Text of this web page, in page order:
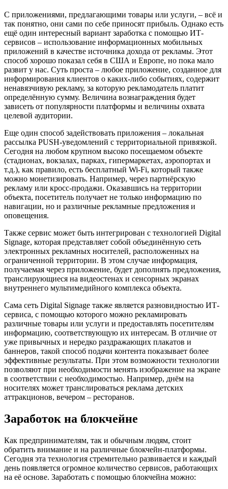
С приложениями, предлагающими товары или услуги, – всё и
так понятно, они сами по себе приносят прибыль. Однако есть
ещё один интересный вариант заработка с помощью ИТ-
сервисов – использование информационных мобильных
приложений в качестве источника дохода от рекламы. Этот
способ хорошо показал себя в США и Европе, но пока мало
развит у нас. Суть проста – любое приложение, созданное для
информирования клиентов о каких-либо событиях, содержит
ненавязчивую рекламу, за которую рекламодатель платит
определённую сумму. Величина вознаграждения будет
зависеть от популярности платформы и величины охвата
целевой аудитории.
Еще один способ задействовать приложения – локальная
рассылка PUSH-уведомлений с территориальной привязкой.
Сегодня на любом крупном высоко посещаемом объекте
(стадионах, вокзалах, парках, гипермаркетах, аэропортах и
т.д.), как правило, есть бесплатный Wi-Fi, который также
можно монетизировать. Например, через партнёрскую
рекламу или кросс-продажи. Оказавшись на территории
объекта, посетитель получает не только информацию по
навигации, но и различные рекламные предложения и
оповещения.
Также сервис может быть интегрирован с технологией Digital
Signage, которая представляет собой объединённую сеть
электронных рекламных носителей, расположенных на
ограниченной территории. В этом случае информация,
получаемая через приложение, будет дополнять предложения,
транслирующиеся на видеостенах и сенсорных экранах
внутреннего мультимедийного комплекса объекта.
Сама сеть Digital Signage также является разновидностью ИТ-
сервиса, с помощью которого можно рекламировать
различные товары или услуги и предоставлять посетителям
информацию, соответствующую их интересам. В отличие от
уже привычных и нередко раздражающих плакатов и
баннеров, такой способ подачи контента показывает более
эффективные результаты. При этом возможности технологии
позволяют при необходимости менять изображение на экране
в соответствии с необходимостью. Например, днём на
носителях может транслироваться реклама детских
аттракционов, вечером – ресторанов.
Заработок на блокчейне
Как предпринимателям, так и обычным людям, стоит
обратить внимание и на различные блокчейн-платформы.
Сегодня эта технология стремительно развивается и каждый
день появляется огромное количество сервисов, работающих
на её основе. Заработать с помощью блокчейна можно: